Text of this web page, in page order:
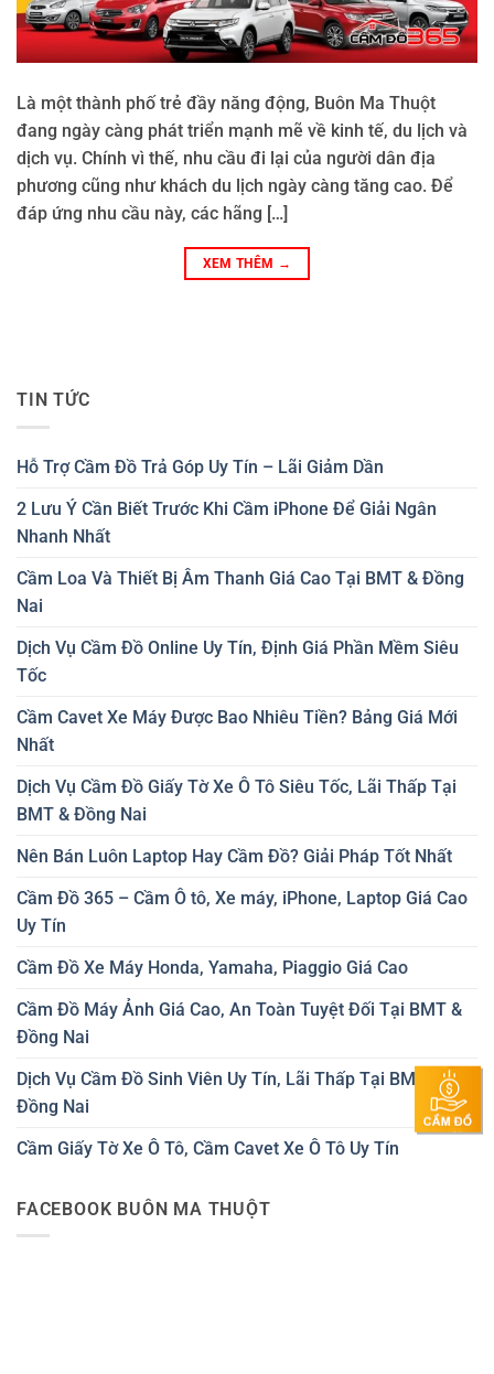
Là một thành phố trẻ đầy năng động, Buôn Ma Thuột
đang ngày càng phát triển mạnh mẽ về kinh tế, du lịch và
dịch vụ. Chính vì thế, nhu cầu đi lại của người dân địa
phương cũng như khách du lịch ngày càng tăng cao. Để
đáp ứng nhu cầu này, các hãng […]
XEM THÊM →
TIN TỨC
Hỗ Trợ Cầm Đồ Trả Góp Uy Tín – Lãi Giảm Dần
2 Lưu Ý Cần Biết Trước Khi Cầm iPhone Để Giải Ngân
Nhanh Nhất
Cầm Loa Và Thiết Bị Âm Thanh Giá Cao Tại BMT & Đồng
Nai
Dịch Vụ Cầm Đồ Online Uy Tín, Định Giá Phần Mềm Siêu
Tốc
Cầm Cavet Xe Máy Được Bao Nhiêu Tiền? Bảng Giá Mới
Nhất
Dịch Vụ Cầm Đồ Giấy Tờ Xe Ô Tô Siêu Tốc, Lãi Thấp Tại
BMT & Đồng Nai
Nên Bán Luôn Laptop Hay Cầm Đồ? Giải Pháp Tốt Nhất
Cầm Đồ 365 – Cầm Ô tô, Xe máy, iPhone, Laptop Giá Cao
Uy Tín
Cầm Đồ Xe Máy Honda, Yamaha, Piaggio Giá Cao
Cầm Đồ Máy Ảnh Giá Cao, An Toàn Tuyệt Đối Tại BMT &
Đồng Nai
Dịch Vụ Cầm Đồ Sinh Viên Uy Tín, Lãi Thấp Tại BMT &
Đồng Nai
Cầm Giấy Tờ Xe Ô Tô, Cầm Cavet Xe Ô Tô Uy Tín
FACEBOOK BUÔN MA THUỘT